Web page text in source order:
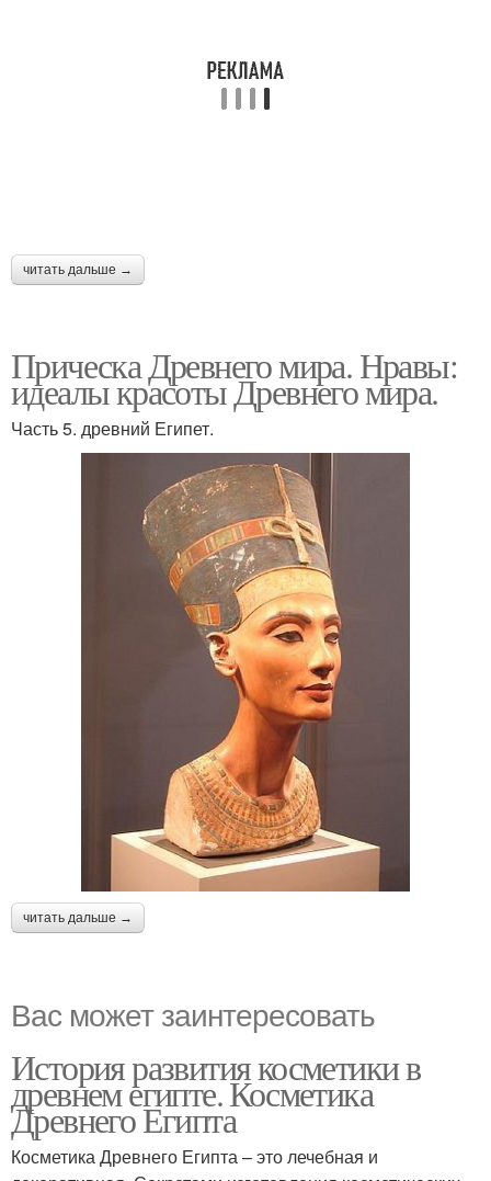
читать дальше →
Прическа Древнего мира. Нравы:
идеалы красоты Древнего мира.
Часть 5. древний Египет.
читать дальше →
Вас может заинтересовать
История развития косметики в
древнем египте. Косметика
Древнего Египта
Косметика Древнего Египта – это лечебная и